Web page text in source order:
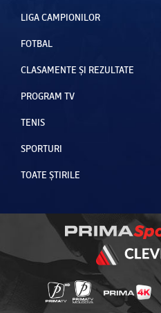
LIGA CAMPIONILOR
FOTBAL
CLASAMENTE ȘI REZULTATE
PROGRAM TV
TENIS
SPORTURI
TOATE ȘTIRILE